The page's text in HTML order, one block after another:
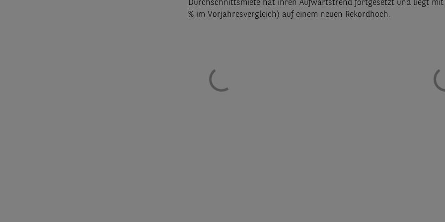
Durchschnittsmiete hat ihren Aufwärtstrend fortgesetzt und liegt mit
% im Vorjahresvergleich) auf einem neuen Rekordhoch.